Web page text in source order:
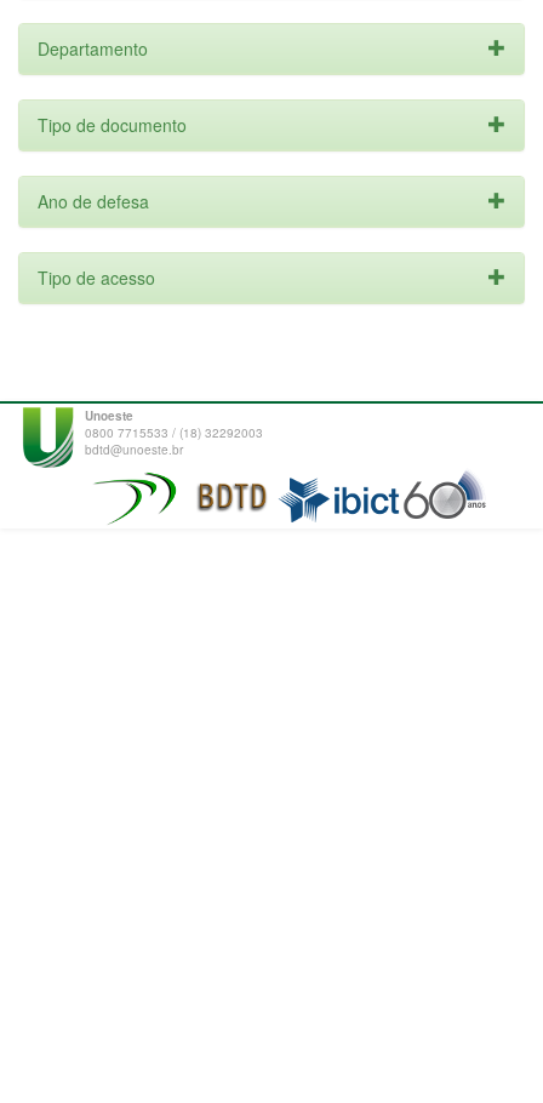
Departamento
Tipo de documento
Ano de defesa
Tipo de acesso
Unoeste
0800 7715533 / (18) 32292003
bdtd@unoeste.br